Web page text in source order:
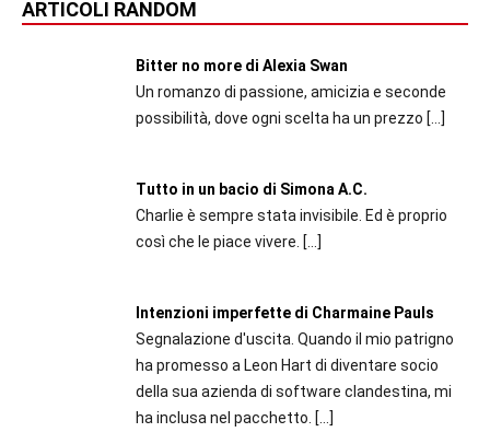
ARTICOLI RANDOM
Bitter no more di Alexia Swan
Un romanzo di passione, amicizia e seconde
possibilità, dove ogni scelta ha un prezzo […]
Tutto in un bacio di Simona A.C.
Charlie è sempre stata invisibile. Ed è proprio
così che le piace vivere. […]
Intenzioni imperfette di Charmaine Pauls
Segnalazione d'uscita. Quando il mio patrigno
ha promesso a Leon Hart di diventare socio
della sua azienda di software clandestina, mi
ha inclusa nel pacchetto. […]